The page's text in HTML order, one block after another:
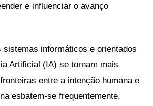
e influenciar o avanço
sistemas informáticos e orientados
Artificial (IA) se tornam mais
entre a intenção humana e
esbatem-se frequentemente,